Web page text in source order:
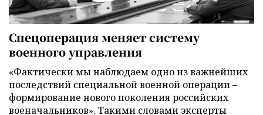
Спецоперация меняет систему
военного управления
«Фактически мы наблюдаем одно из важнейших
последствий специальной военной операции –
формирование нового поколения российских
военачальников». Такими словами эксперты